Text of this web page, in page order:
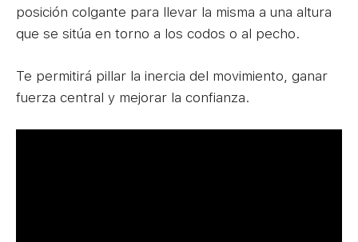
posición colgante para llevar la misma a una altura
que se sitúa en torno a los codos o al pecho.
Te permitirá pillar la inercia del movimiento, ganar
fuerza central y mejorar la confianza.